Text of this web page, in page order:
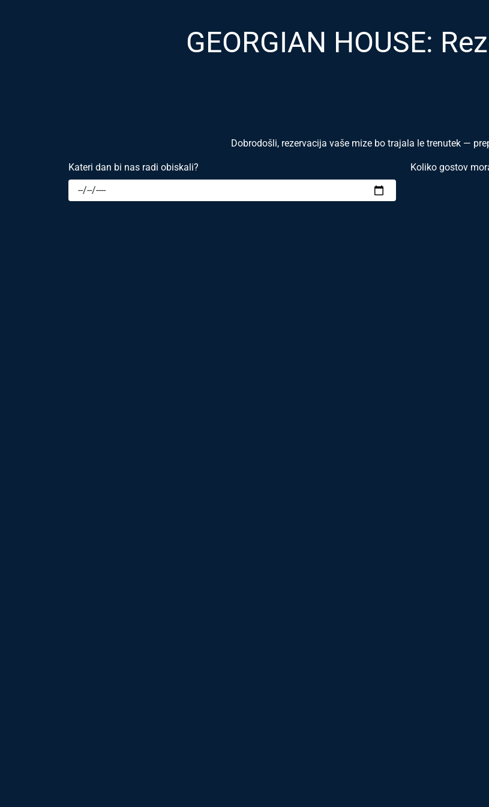
GEORGIAN HOUSE:
Dobrodošli, rezervacija vaše mize bo trajala le trenutek —
Kateri dan bi nas radi obiskali? Koliko gostov